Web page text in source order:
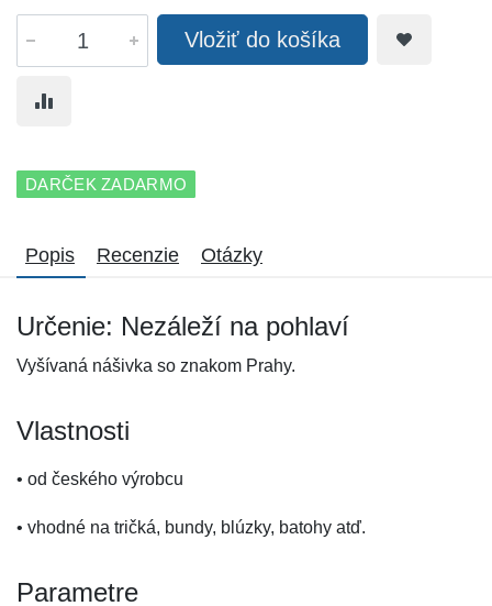
Vložiť do košíka
DARČEK ZADARMO
Popis Recenzie Otázky
Určenie: Nezáleží na pohlaví
Vyšívaná nášivka so znakom Prahy.
Vlastnosti
• od českého výrobcu
• vhodné na tričká, bundy, blúzky, batohy atď.
Parametre